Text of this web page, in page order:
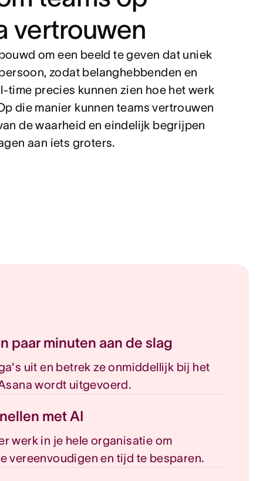
vertrouwen
om een beeld te geven dat uniek
zodat belanghebbenden en
time precies kunnen zien hoe het werk
die manier kunnen teams vertrouwen
de waarheid en eindelijk begrijpen
aan iets groters.
paar minuten aan de slag
uit en betrek ze onmiddellijk bij het
wordt uitgevoerd.
met AI
werk in je hele organisatie om
vereenvoudigen en tijd te besparen.